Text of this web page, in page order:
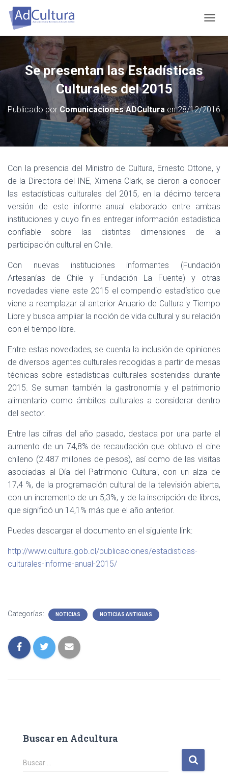
A
B
I
D
O
D
E
V
E
G
C
I
Se presentan las Estadísticas
Culturales del 2015
Publicado por Comunicaciones ADCultura en28/12/2016
Con la presencia del Ministro de Cultura, Ernesto Ottone, y
de la Directora del INE, Ximena Clark, se dieron a conocer
las estadísticas culturales del 2015, en la décimo tercera
versión de este informe anual elaborado entre ambas
instituciones y cuyo fin es entregar información estadística
confiable sobre las distintas dimensiones de la
participación cultural en Chile.
Con nuevas instituciones informantes (Fundación
Artesanías de Chile y Fundación La Fuente) y otras
novedades viene este 2015 el compendio estadístico que
viene a reemplazar al anterior Anuario de Cultura y Tiempo
Libre y busca ampliar la noción de vida cultural y su relación
con el tiempo libre.
Entre estas novedades, se cuenta la inclusión de opiniones
de diversos agentes culturales recogidas a partir de mesas
técnicas sobre estadísticas culturales sostenidas durante
2015. Se suman también la gastronomía y el patrimonio
alimentario como ámbitos culturales a considerar dentro
del sector.
Entre las cifras del año pasado, destaca por una parte el
aumento de un 74,8% de recaudación que obtuvo el cine
chileno (2.487 millones de pesos), así como de las visitas
asociadas al Día del Patrimonio Cultural, con un alza de
17,4 %, de la programación cultural de la televisión abierta,
con un incremento de un 5,3%, y de la inscripción de libros,
que significó un 14,1% más que el año anterior.
Puedes descargar el documento en el siguiente link:
http://www.cultura.gob.cl/publicaciones/estadisticas-
culturales-informe-anual-2015/
Categorías: NOTICIAS NOTICIAS ANTIGUAS
Buscar en Adcultura
B
u
Buscar …